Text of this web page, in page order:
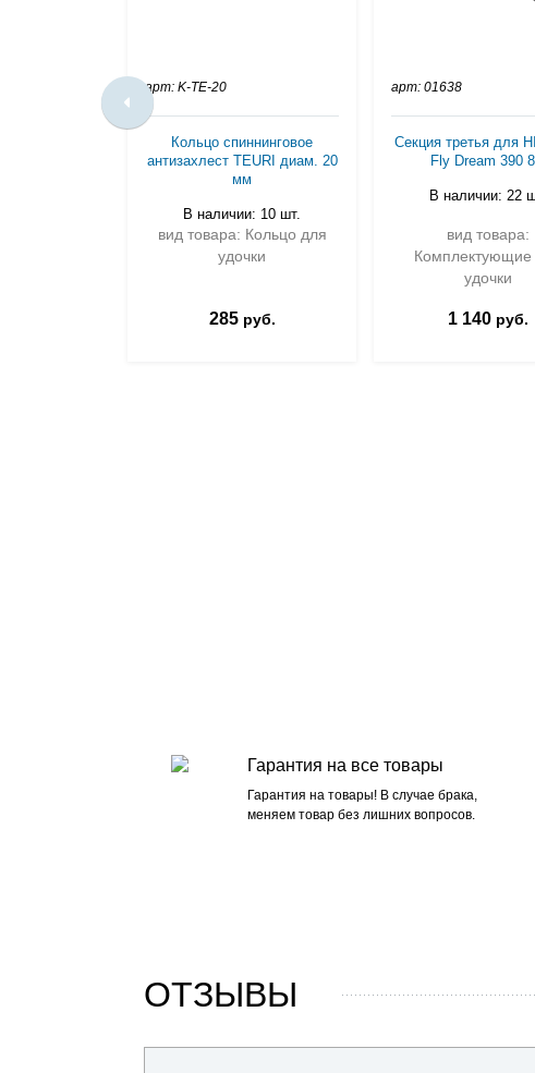
арт: K-TE-20
Кольцо спиннинговое
антизахлест TEURI диам. 20
мм
В наличии: 10 шт.
вид товара: Кольцо для
удочки
285руб.
арт: 01638
Секция третья для
Fly Dream 390
В наличии: 22
вид товара:
Комплектующие
удочки
1 140 руб.
Гарантия на все товары
Гарантия на товары! В случае брака,
меняем товар без лишних вопросов.
ОТЗЫВЫ